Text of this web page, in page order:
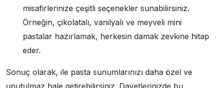
misafirlerinize çeşitli seçenekler sunabilirsiniz.
Örneğin, çikolatalı, vanilyalı ve meyveli mini
pastalar hazırlamak, herkesin damak zevkine hitap
eder.
Sonuç olarak, ile pasta sunumlarınızı daha özel ve